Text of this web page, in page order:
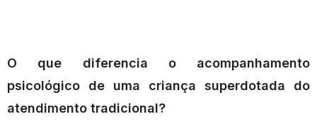
O que diferencia o acompanhamento
psicológico de uma criança superdotada do
atendimento tradicional?